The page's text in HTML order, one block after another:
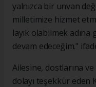
yalnızca bir unvan
milletimize hizmet
layık olabilmek adına
devam edeceğim."
Ailesine, dostlarına
dolayı teşekkür eden